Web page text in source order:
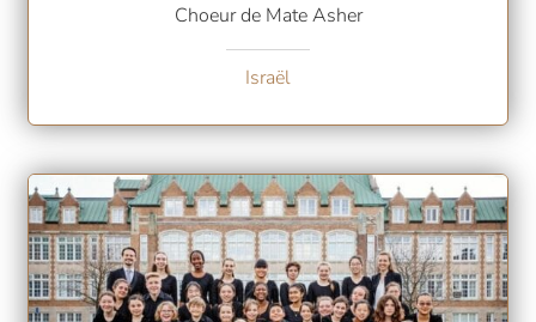
Choeur de Mate Asher
Israël